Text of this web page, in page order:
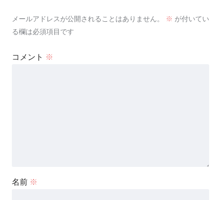
メールアドレスが公開されることはありません。 ※ が付いてい
る欄は必須項目です
コメント ※
名前 ※